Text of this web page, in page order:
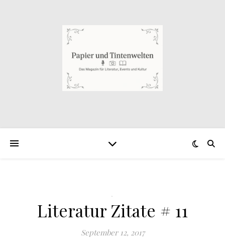
.
Literatur Zitate # 11
September 12, 2017